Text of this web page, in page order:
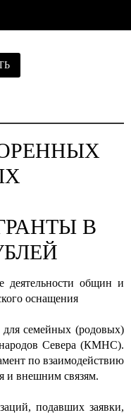
В
деятельности общин и
оснащения
для семейных (родовых)
Севера (КМНС).
по взаимодействию
и внешним связям.
подавших заявки,